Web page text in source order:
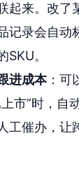
起来。改了
记录会自动
SKU。
进成本：可
市”时，自
工催办，让